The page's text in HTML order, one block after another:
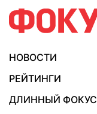
НОВОСТИ
РЕЙТИНГИ
ДЛИННЫЙ ФОКУС